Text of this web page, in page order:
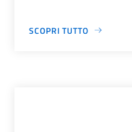
SCOPRI TUTTO